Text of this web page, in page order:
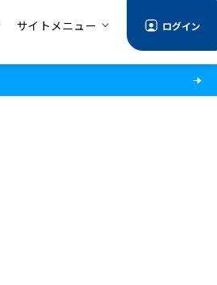
サイトメニュー ログイン